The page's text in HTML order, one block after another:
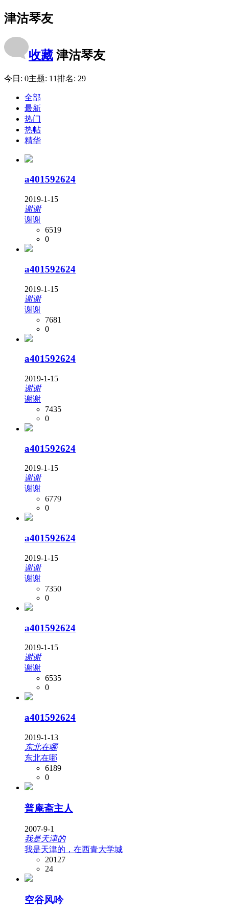
津沽琴友
收藏 津沽琴友
今日: 0主题: 11排名: 29
全部
最新
热门
热帖
精华
a401592624
2019-1-15
谢谢
谢谢
6519
0
a401592624
2019-1-15
谢谢
谢谢
7681
0
a401592624
2019-1-15
谢谢
谢谢
7435
0
a401592624
2019-1-15
谢谢
谢谢
6779
0
a401592624
2019-1-15
谢谢
谢谢
7350
0
a401592624
2019-1-15
谢谢
谢谢
6535
0
a401592624
2019-1-13
东北在哪
东北在哪
6189
0
普庵斋主人
2007-9-1
我是天津的
我是天津的，在西青大学城
20127
24
空谷风吟